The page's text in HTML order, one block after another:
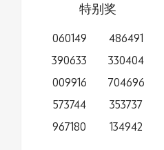
特别奖
060149
390633
009916
573744
967180
486491
330404
704696
353737
134942